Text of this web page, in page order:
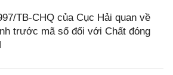
TB-CHQ của Cục Hải quan về
trước mã số đối với Chất đóng